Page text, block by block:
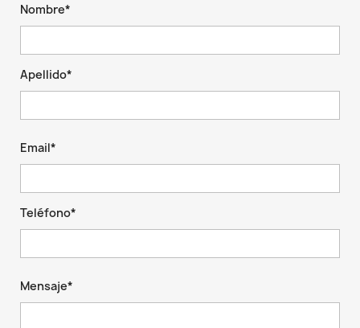
Nombre*
Apellido*
Email*
Teléfono*
Mensaje*